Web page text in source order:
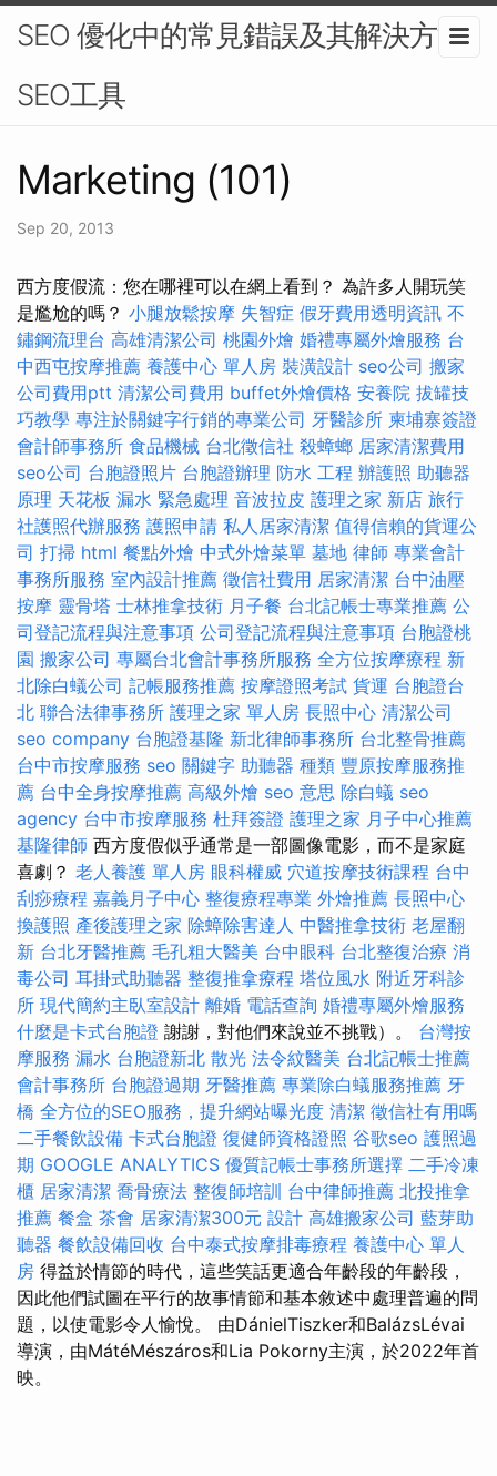
SEO 優化中的常見錯誤及其解決方法-
SEO工具
Marketing (101)
Sep 20, 2013
西方度假流：您在哪裡可以在網上看到？ 為許多人開玩笑
是尷尬的嗎？ 小腿放鬆按摩 失智症 假牙費用透明資訊 不
鏽鋼流理台 高雄清潔公司 桃園外燴 婚禮專屬外燴服務 台
中西屯按摩推薦 養護中心 單人房 裝潢設計 seo公司 搬家
公司費用ptt 清潔公司費用 buffet外燴價格 安養院 拔罐技
巧教學 專注於關鍵字行銷的專業公司 牙醫診所 柬埔寨簽證
會計師事務所 食品機械 台北徵信社 殺蟑螂 居家清潔費用
seo公司 台胞證照片 台胞證辦理 防水 工程 辦護照 助聽器
原理 天花板 漏水 緊急處理 音波拉皮 護理之家 新店 旅行
社護照代辦服務 護照申請 私人居家清潔 值得信賴的貨運公
司 打掃 html 餐點外燴 中式外燴菜單 墓地 律師 專業會計
事務所服務 室內設計推薦 徵信社費用 居家清潔 台中油壓
按摩 靈骨塔 士林推拿技術 月子餐 台北記帳士專業推薦 公
司登記流程與注意事項 公司登記流程與注意事項 台胞證桃
園 搬家公司 專屬台北會計事務所服務 全方位按摩療程 新
北除白蟻公司 記帳服務推薦 按摩證照考試 貨運 台胞證台
北 聯合法律事務所 護理之家 單人房 長照中心 清潔公司
seo company 台胞證基隆 新北律師事務所 台北整骨推薦
台中市按摩服務 seo 關鍵字 助聽器 種類 豐原按摩服務推
薦 台中全身按摩推薦 高級外燴 seo 意思 除白蟻 seo
agency 台中市按摩服務 杜拜簽證 護理之家 月子中心推薦
基隆律師 西方度假似乎通常是一部圖像電影，而不是家庭
喜劇？ 老人養護 單人房 眼科權威 穴道按摩技術課程 台中
刮痧療程 嘉義月子中心 整復療程專業 外燴推薦 長照中心
換護照 產後護理之家 除蟑除害達人 中醫推拿技術 老屋翻
新 台北牙醫推薦 毛孔粗大醫美 台中眼科 台北整復治療 消
毒公司 耳掛式助聽器 整復推拿療程 塔位風水 附近牙科診
所 現代簡約主臥室設計 離婚 電話查詢 婚禮專屬外燴服務
什麼是卡式台胞證 謝謝，對他們來說並不挑戰）。 台灣按
摩服務 漏水 台胞證新北 散光 法令紋醫美 台北記帳士推薦
會計事務所 台胞證過期 牙醫推薦 專業除白蟻服務推薦 牙
橋 全方位的SEO服務，提升網站曝光度 清潔 徵信社有用嗎
二手餐飲設備 卡式台胞證 復健師資格證照 谷歌seo 護照過
期 GOOGLE ANALYTICS 優質記帳士事務所選擇 二手冷凍
櫃 居家清潔 喬骨療法 整復師培訓 台中律師推薦 北投推拿
推薦 餐盒 茶會 居家清潔300元 設計 高雄搬家公司 藍芽助
聽器 餐飲設備回收 台中泰式按摩排毒療程 養護中心 單人
房 得益於情節的時代，這些笑話更適合年齡段的年齡段，
因此他們試圖在平行的故事情節和基本敘述中處理普遍的問
題，以使電影令人愉悅。 由DánielTiszker和BalázsLévai
導演，由MátéMészáros和Lia Pokorny主演，於2022年首
映。